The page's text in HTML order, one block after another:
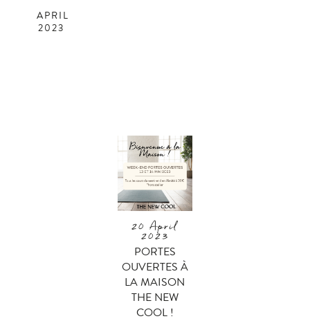
APRIL
2023
20 April
2023
PORTES
OUVERTES À
LA MAISON
THE NEW
COOL !